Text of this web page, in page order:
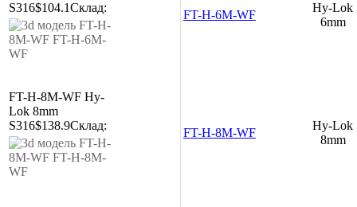
S316$104.1Склад:
FT-H-6M-WF
Hy-Lok
6mm
FT-H-8M-WF Hy-
Lok 8mm
S316$138.9Склад:
FT-H-8M-WF
Hy-Lok
8mm